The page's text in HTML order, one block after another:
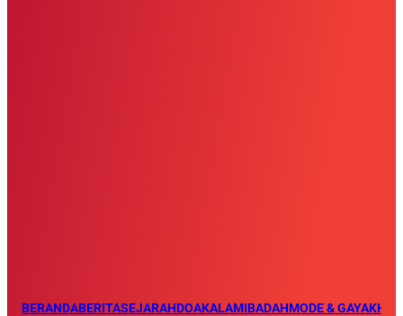
BERANDABERITASEJARAHDOAKALAMIBADAHMODE & GAYA